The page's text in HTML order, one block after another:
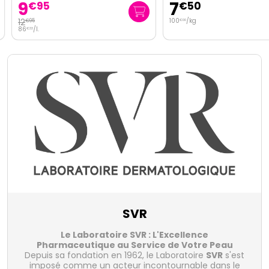
9€95
12€95
86€33/l.
7€50
100€00/kg
SVR
Le Laboratoire SVR : L'Excellence
Pharmaceutique au Service de Votre Peau
Depuis sa fondation en 1962, le Laboratoire SVR s'est
imposé comme un acteur incontournable dans le